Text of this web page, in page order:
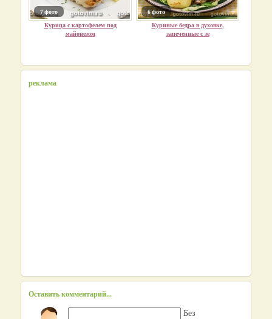
7 фото
Курица с картофелем под
майонезом
6 фото
Куриные бедра в духовке,
запеченные с зе
реклама
Оставить комментарий...
Без